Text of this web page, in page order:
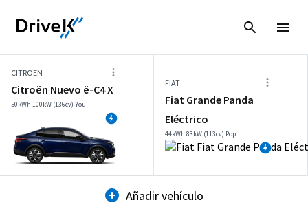
CITROËN
Citroën Nuevo ë-C4 X
50kWh 100kW (136cv) You
FIAT
Fiat Grande Panda
Eléctrico
44kWh 83kW (113cv) Pop
Añadir vehículo